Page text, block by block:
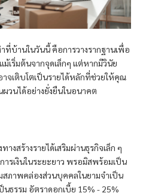
ที่บ้านในวันนี้ คือการวางรากฐานเพื่อ
ม้เริ่มต้นจากจุดเล็กๆ แต่หากมีวินัย
จเติบโตเป็นรายได้หลักที่ช่วยให้คุณ
วนได้อย่างยั่งยืนในอนาคต
งสร้างรายได้เสริมผ่านธุรกิจเล็ก ๆ
รเงินในระยะยาว พรอมิสพร้อมเป็น
สภาพคล่องส่วนบุคคลในยามจำเป็น
ธรรม อัตราดอกเบี้ย 15% - 25%